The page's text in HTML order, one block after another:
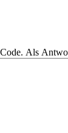
Als